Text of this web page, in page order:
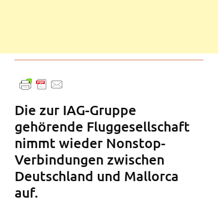
Die zur IAG-Gruppe
gehörende Fluggesellschaft
nimmt wieder Nonstop-
Verbindungen zwischen
Deutschland und Mallorca
auf.